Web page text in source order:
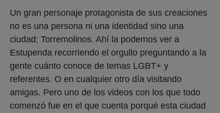
Un gran personaje protagonista de sus creaciones
no es una persona ni una identidad sino una
ciudad: Torremolinos. Ahí la podemos ver a
Estupenda recorriendo el orgullo preguntando a la
gente cuánto conoce de temas LGBT+ y
referentes. O en cualquier otro día visitando
amigas. Pero uno de los videos con los que todo
comenzó fue en el que cuenta porqué esta ciudad